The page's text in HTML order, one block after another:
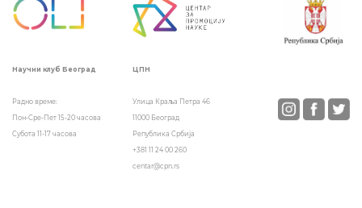
Научни клуб Београд
Радно време:
Пон-Сре-Пет 15-20 часова
Субота 11-17 часова
ЦПН
Улица Краља Петра 46
11000 Београд
Република Србија
+381 11 24 00 260
centar@cpn.rs